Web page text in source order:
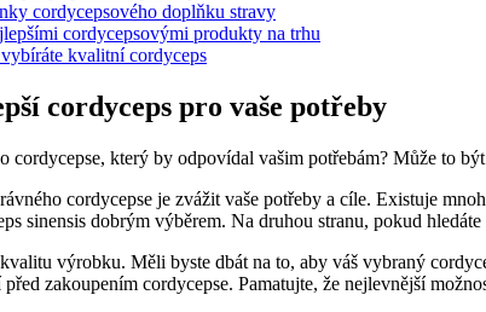
cordycepsového doplňku stravy
cordycepsovými produkty na trhu
kvalitní cordyceps
cordyceps pro vaše potřeby
cordycepse, který by odpovídal vašim potřebám? Může to
cordycepse je zvážit vaše potřeby a cíle. Existuje
sinensis dobrým výběrem. Na druhou stranu, pokud
výrobku. Měli byste dbát na to, aby váš vybraný
zakoupením cordycepse. Pamatujte, že nejlevnější